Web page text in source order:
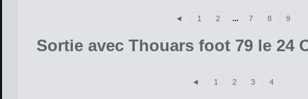
◄ 1 2 ... 7 8 9
Sortie avec Thouars foot 79 le 24
◄ 1 2 3 4